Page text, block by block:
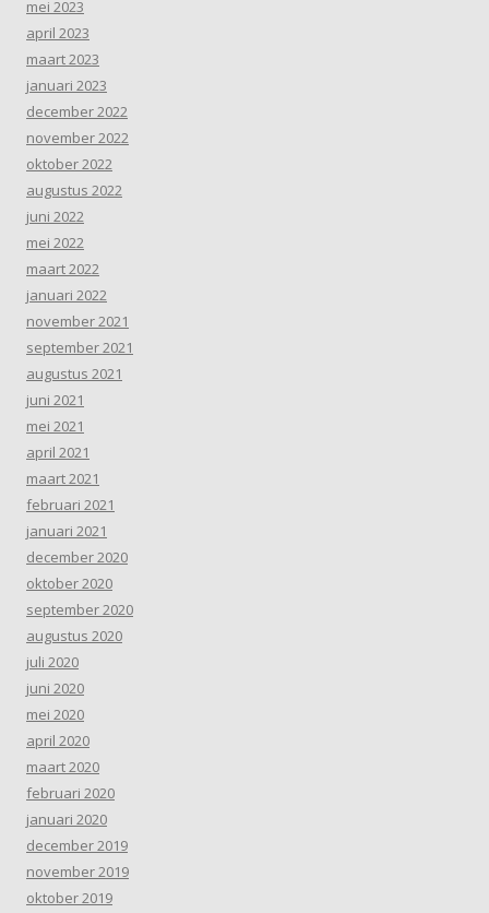
mei 2023
april 2023
maart 2023
januari 2023
december 2022
november 2022
oktober 2022
augustus 2022
juni 2022
mei 2022
maart 2022
januari 2022
november 2021
september 2021
augustus 2021
juni 2021
mei 2021
april 2021
maart 2021
februari 2021
januari 2021
december 2020
oktober 2020
september 2020
augustus 2020
juli 2020
juni 2020
mei 2020
april 2020
maart 2020
februari 2020
januari 2020
december 2019
november 2019
oktober 2019